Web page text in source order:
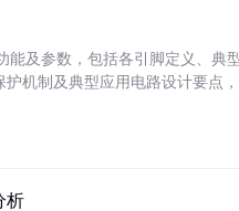
能及参数，包括各引脚定义、
机制及典型应用电路设计要点
析